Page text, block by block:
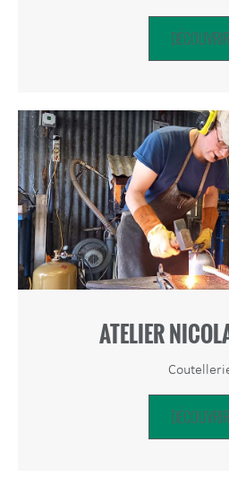
DÉCOUVRIR
ATELIER
DÉCOUVRIR